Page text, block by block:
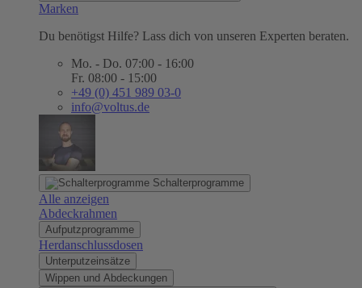
Marken
Du benötigst Hilfe? Lass dich von unseren Experten beraten.
Mo. - Do. 07:00 - 16:00
Fr. 08:00 - 15:00
+49 (0) 451 989 03-0
info@voltus.de
Schalterprogramme
Alle anzeigen
Abdeckrahmen
Aufputzprogramme
Herdanschlussdosen
Unterputzeinsätze
Wippen und Abdeckungen